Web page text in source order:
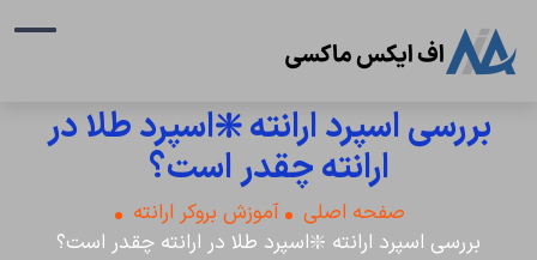
بررسی اسپرد ارانته ❇️اسپرد طلا در
ارانته چقدر است؟
صفحه اصلی
آموزش بروکر ارانته
بررسی اسپرد ارانته ❇️اسپرد طلا در ارانته چقدر است؟